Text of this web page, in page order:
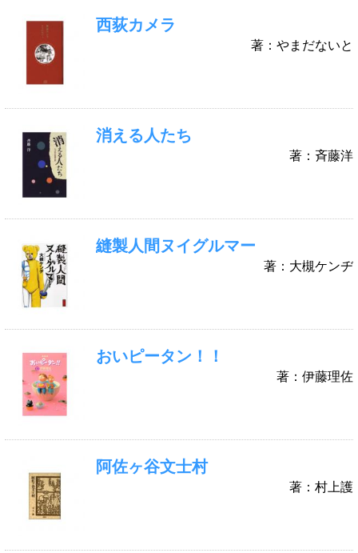
西荻カメラ
著：やまだないと
消える人たち
著：斉藤洋
縫製人間ヌイグルマー
著：大槻ケンヂ
おいピータン！！
著：伊藤理佐
阿佐ヶ谷文士村
著：村上護